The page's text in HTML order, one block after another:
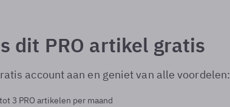
dit PRO artikel gratis
account aan en geniet van alle voordelen:
3 PRO artikelen per maand